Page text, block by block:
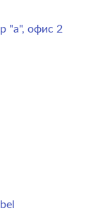
"a", офис 2